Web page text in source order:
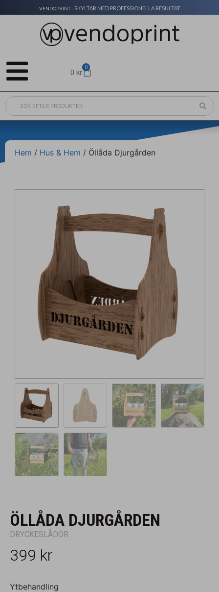
VENDOPRINT –SKYLTAR MED PROFESSIONELLA RESULTAT
0kr
0
Hem / Hus & Hem / Öllåda Djurgården
ÖLLÅDA DJURGÅRDEN
DRYCKESLÅDOR
399 kr
Ytbehandling